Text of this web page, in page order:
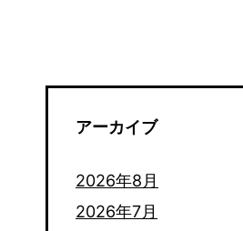
アーカイブ
2026年8月
2026年7月